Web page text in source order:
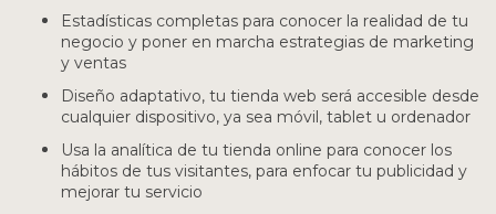
Estadísticas completas para conocer la realidad de tu
negocio y poner en marcha estrategias de marketing
y ventas
Diseño adaptativo, tu tienda web será accesible desde
cualquier dispositivo, ya sea móvil, tablet u ordenador
Usa la analítica de tu tienda online para conocer los
hábitos de tus visitantes, para enfocar tu publicidad y
mejorar tu servicio